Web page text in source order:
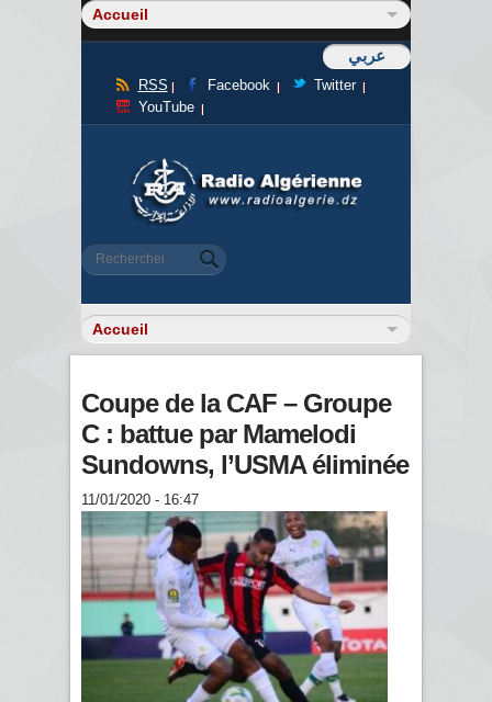
عربي
RSS Facebook
Twitter
YouTube
Formulaire de recherche
Rechercher
Coupe de la CAF – Groupe
C : battue par Mamelodi
Sundowns, l’USMA éliminée
11/01/2020 - 16:47